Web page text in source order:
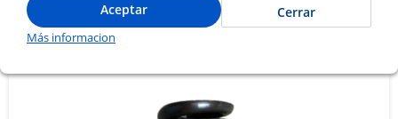
Aceptar Cerrar
Más informacion